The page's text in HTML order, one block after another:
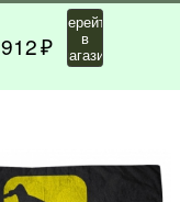
912
Перейти
в
магазин